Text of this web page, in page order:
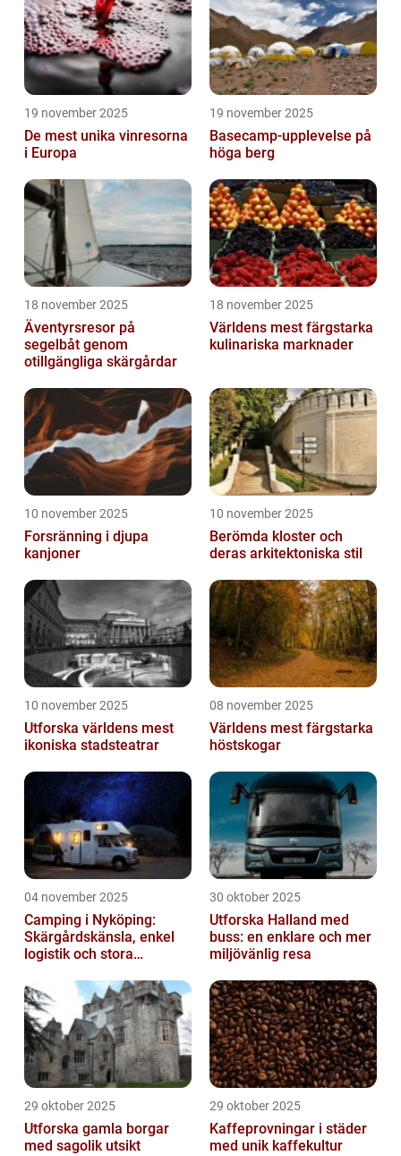
19 november 2025
De mest unika vinresorna
i Europa
19 november 2025
Basecamp-upplevelse på
höga berg
18 november 2025
Äventyrsresor på
segelbåt genom
otillgängliga skärgårdar
18 november 2025
Världens mest färgstarka
kulinariska marknader
10 november 2025
Forsränning i djupa
kanjoner
10 november 2025
Berömda kloster och
deras arkitektoniska stil
10 november 2025
Utforska världens mest
ikoniska stadsteatrar
08 november 2025
Världens mest färgstarka
höstskogar
04 november 2025
Camping i Nyköping:
Skärgårdskänsla, enkel
logistik och stora
30 oktober 2025
Utforska Halland med
buss: en enklare och mer
miljövänlig resa
29 oktober 2025
Utforska gamla borgar
med sagolik utsikt
29 oktober 2025
Kaffeprovningar i städer
med unik kaffekultur